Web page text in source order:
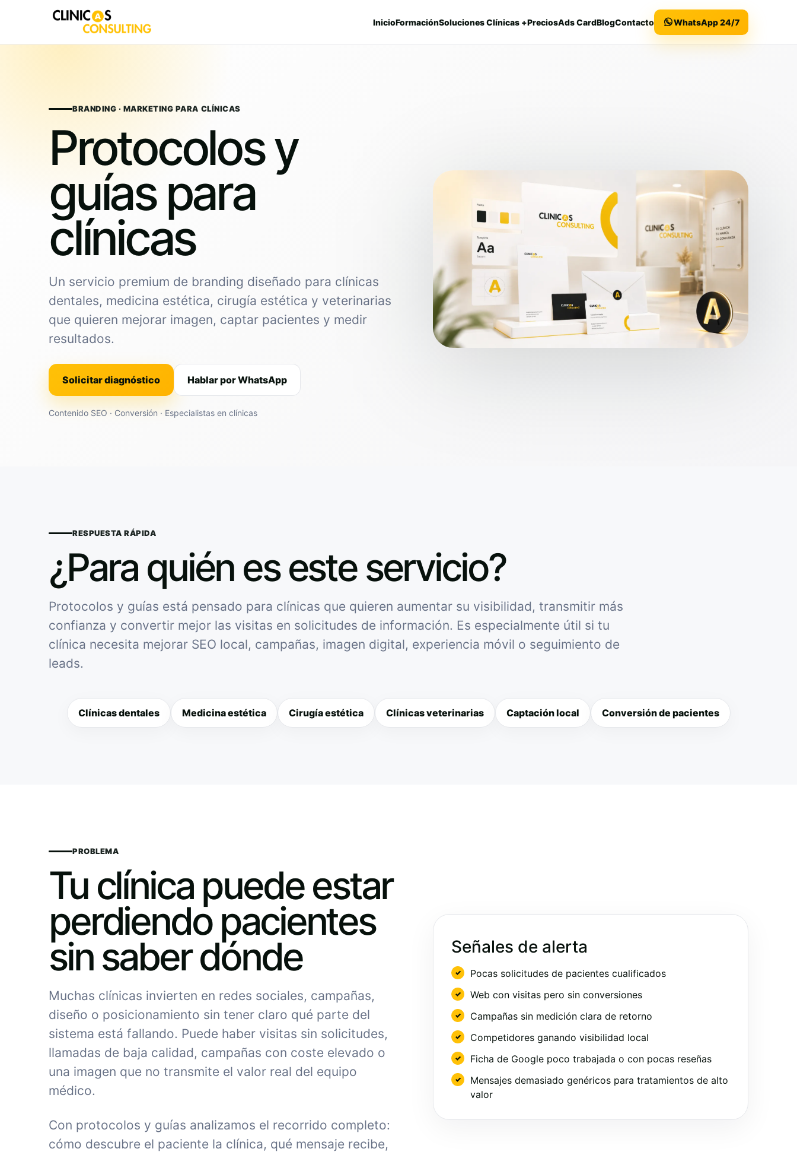
InicioFormaciónSoluciones Clínicas +PreciosAds CardBlogContacto WhatsApp 24/7
BRANDING · MARKETING PARA CLÍNICAS
Protocolos y
guías para
clínicas
Un servicio premium de branding diseñado para clínicas
dentales, medicina estética, cirugía estética y veterinarias
que quieren mejorar imagen, captar pacientes y medir
resultados.
Solicitar diagnóstico Hablar por WhatsApp
Contenido SEO · Conversión · Especialistas en clínicas
RESPUESTA RÁPIDA
¿Para quién es este servicio?
Protocolos y guías está pensado para clínicas que quieren aumentar su visibilidad, transmitir más
confianza y convertir mejor las visitas en solicitudes de información. Es especialmente útil si tu
clínica necesita mejorar SEO local, campañas, imagen digital, experiencia móvil o seguimiento de
leads.
Clínicas dentales Medicina estética Cirugía estética Clínicas veterinarias Captación local Conversión de pacientes
PROBLEMA
Tu clínica puede estar
perdiendo pacientes
sin saber dónde
Muchas clínicas invierten en redes sociales, campañas,
diseño o posicionamiento sin tener claro qué parte del
sistema está fallando. Puede haber visitas sin solicitudes,
llamadas de baja calidad, campañas con coste elevado o
una imagen que no transmite el valor real del equipo
médico.
Con protocolos y guías analizamos el recorrido completo:
cómo descubre el paciente la clínica, qué mensaje recibe,
Señales de alerta
Pocas solicitudes de pacientes cualificados
Web con visitas pero sin conversiones
Campañas sin medición clara de retorno
Competidores ganando visibilidad local
Ficha de Google poco trabajada o con pocas reseñas
Mensajes demasiado genéricos para tratamientos de alto
valor